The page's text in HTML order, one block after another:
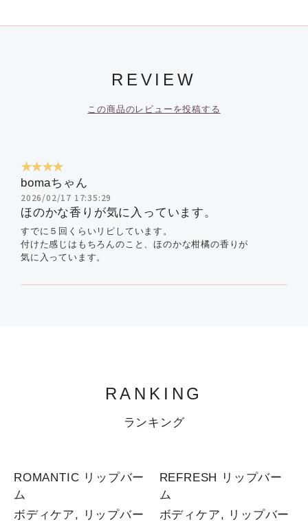
REVIEW
この商品のレビューを投稿する
★★★★
bomaちゃん
2026/02/17 17:35:29
ほのかな香りが気に入っています。
すでに５回くらいリピしています。
付けた感じはもちろんのこと、ほのかな柑橘の香りが
気に入っています。
RANKING
ランキング
ROMANTIC リップバー
ム
ボディケア, リップバー
REFRESH リップバー
ム
ボディケア, リップバー